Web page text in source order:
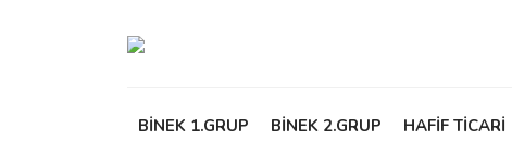
BİNEK 1.GRUP BİNEK 2.GRUP HAFİF TİCARİ